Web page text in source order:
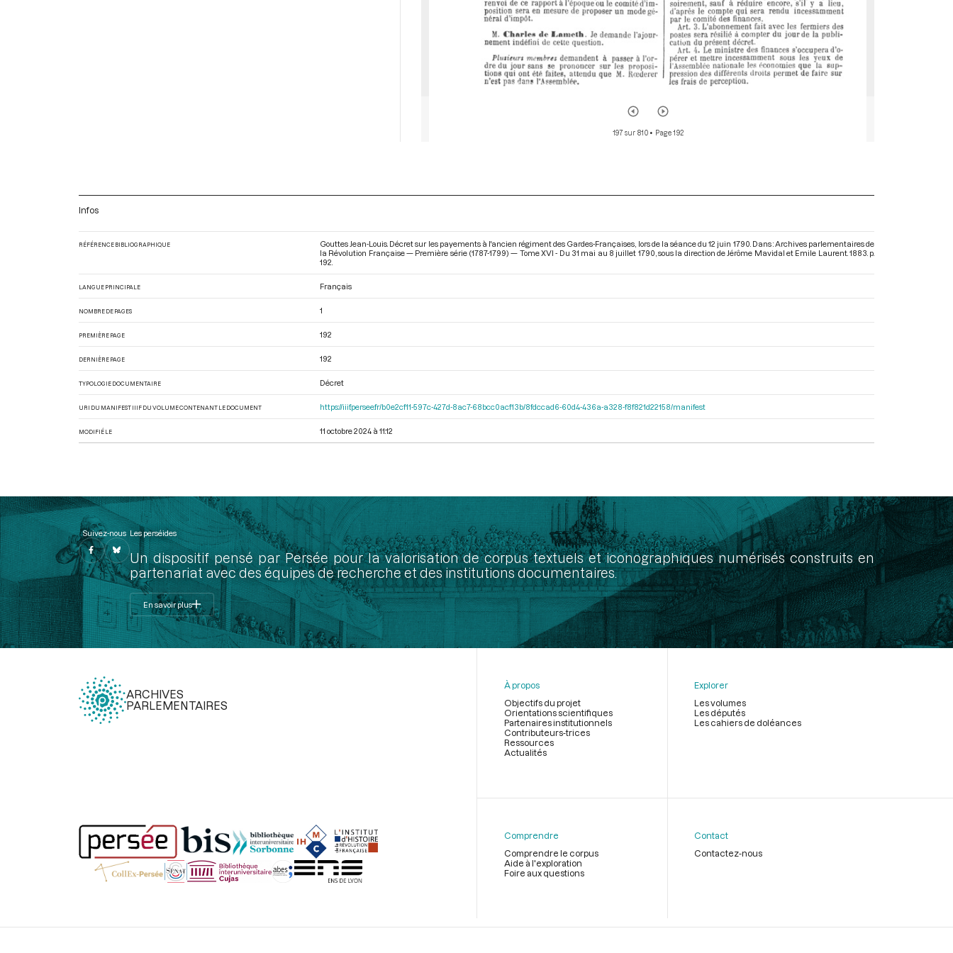
197 sur 810• Page 192
Infos
RÉFÉRENCE BIBLIOGRAPHIQUE
Gouttes Jean-Louis. Décret sur les payements à l'ancien régiment des Gardes-Françaises, lors de la séance du 12 juin 1790. Dans : Archives parlementaires de
la Révolution Française — Première série (1787-1799) — Tome XVI - Du 31 mai au 8 juillet 1790 , sous la direction de Jérôme Mavidal et Emile Laurent. 1883. p.
192.
LANGUE PRINCIPALE Français
NOMBRE DE PAGES 1
PREMIÈRE PAGE 192
DERNIÈRE PAGE 192
TYPOLOGIE DOCUMENTAIRE Décret
URI DU MANIFEST IIIF DU VOLUME CONTENANT LE DOCUMENT https://iiif.persee.fr/b0e2cf11-597c-427d-8ac7-68bcc0acf13b/8fdccad6-60d4-436a-a328-f8f821d22158/manifest
MODIFIÉ LE 11 octobre 2024 à 11:12
Suivez-nous Les perséides
Un dispositif pensé par Persée pour la valorisation de corpus textuels et iconographiques numérisés construits en
partenariat avec des équipes de recherche et des institutions documentaires.
En savoir plus
ARCHIVES
PARLEMENTAIRES
page
À propos
Objectifs du projet
Orientations scientifiques
Partenaires institutionnels
Contributeurs-trices
Ressources
Actualités
Explorer
Les volumes
Les députés
Les cahiers de doléances
Comprendre
Comprendre le corpus
Aide à l'exploration
Foire aux questions
Contact
Contactez-nous
Légal